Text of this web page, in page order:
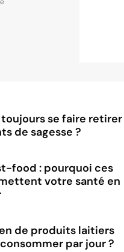
se faire retirer
de sagesse ?
food : pourquoi ces
votre santé en
de produits laitiers
par jour ?